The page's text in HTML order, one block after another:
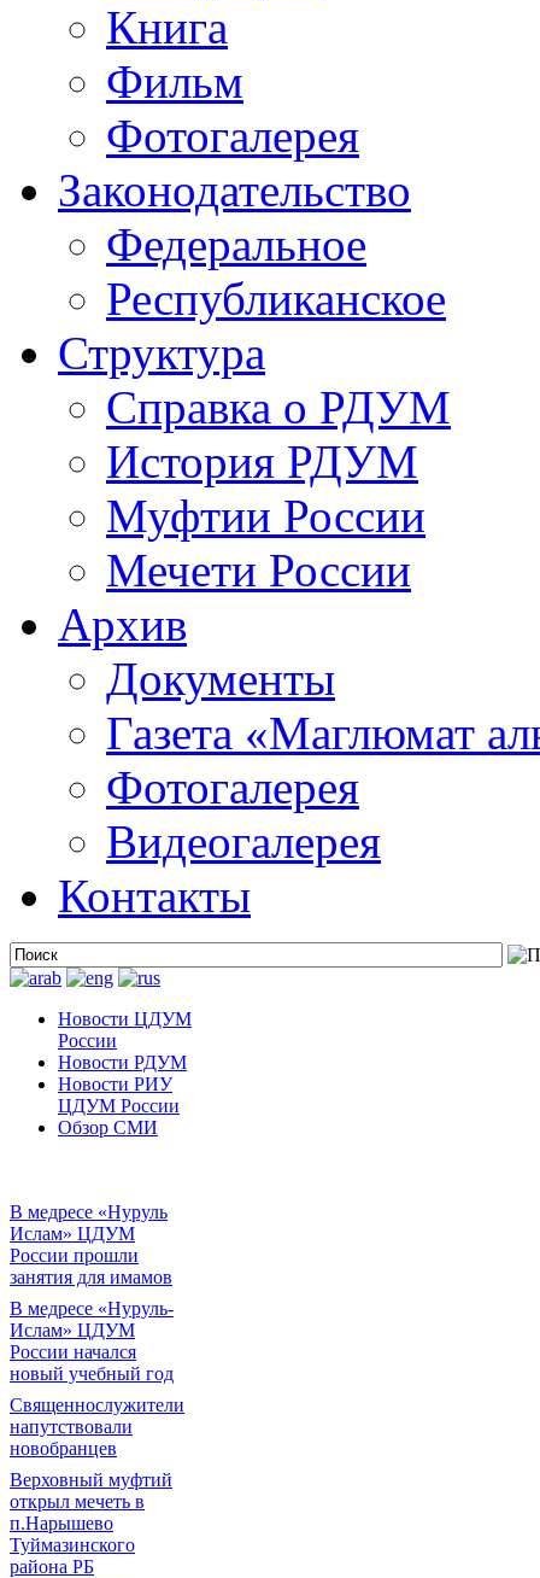
Книга
Фильм
Фотогалерея
Законодательство
Федеральное
Республиканское
Структура
Справка о РДУМ
История РДУМ
Муфтии России
Мечети России
Архив
Документы
Газета «Маглюмат
Фотогалерея
Видеогалерея
Контакты
Новости ЦДУМ
России
Новости РДУМ
Новости РИУ
ЦДУМ России
Обзор СМИ
В медресе «Нуруль
Ислам» ЦДУМ
России прошли
занятия для имамов
В медресе «Нуруль-
Ислам» ЦДУМ
России начался
новый учебный год
Священнослужители
напутствовали
новобранцев
Верховный муфтий
открыл мечеть в
п.Нарышево
Туймазинского
района РБ